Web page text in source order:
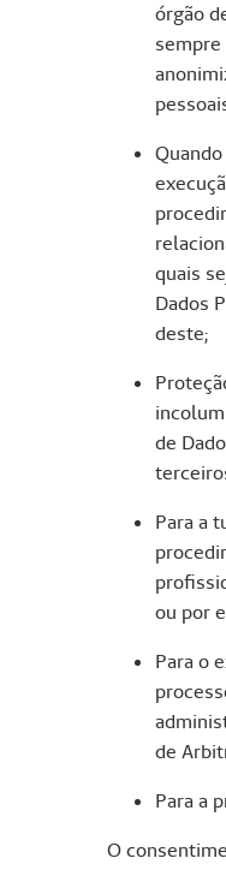
órgão
sempre
quais
Dados
deste;
de
Para a
ou por
Para o
de
Para a
O